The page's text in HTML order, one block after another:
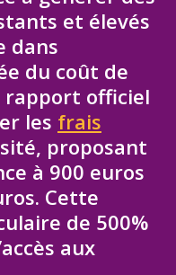
et élevés
dans
du coût de
rapport officiel
les frais
proposant
à 900 euros
Cette
de 500%
aux